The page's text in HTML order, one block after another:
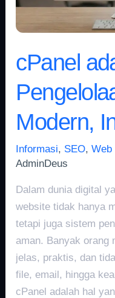
cPanel
Modern,
Informasi, SEO,Web
AdminDeus
Dalam dunia digital
website tidak hanya
tetapi juga sistem
aman. Banyak orang
jelas, praktis, dan
file, email, hingga
cPanel adalah hal
Alasannya